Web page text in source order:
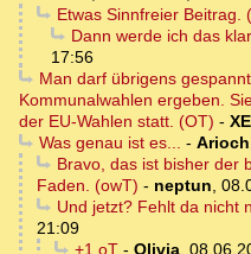
Etwas Sinnfreier Beitrag.
Dann werde ich das
17:56
Man darf übrigens
Kommunalwahlen ergeben.
der EU-Wahlen statt. (OT) -
Was genau ist es... - Arioch
Bravo, das ist bisher der
Faden. (owT) - neptun,
Und jetzt? Fehlt da nicht
21:09
+1 oT- Olivia,